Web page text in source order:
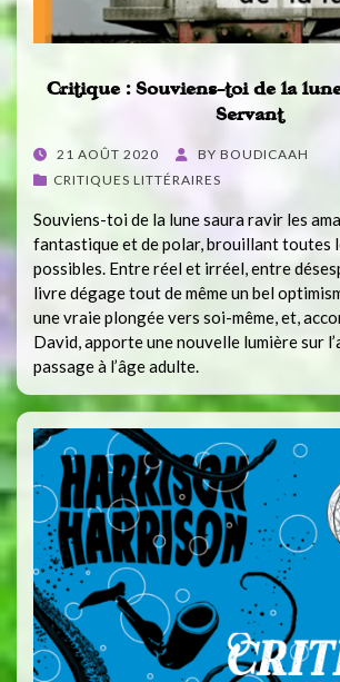
Critique : Souviens-toi de la
Servant
POSTED
ON
21 AOÛT 2020 BY BOUDICAAH
CRITIQUES LITTÉRAIRES
Souviens-toi de la lune saura ravir les
fantastique et de polar, brouillant toutes
possibles. Entre réel et irréel, entre
livre dégage tout de même un bel
une vraie plongée vers soi-même, et,
David, apporte une nouvelle lumière sur
passage à l’âge adulte.